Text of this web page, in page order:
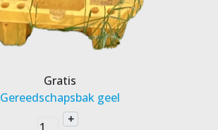
Gratis
Gereedschapsbak geel
+